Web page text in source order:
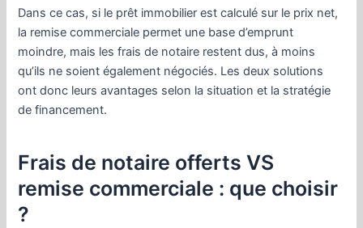
Dans ce cas, si le prêt immobilier est calculé sur le prix net,
la remise commerciale permet une base d’emprunt
moindre, mais les frais de notaire restent dus, à moins
qu’ils ne soient également négociés. Les deux solutions
ont donc leurs avantages selon la situation et la stratégie
de financement.
Frais de notaire offerts VS
remise commerciale : que choisir
?